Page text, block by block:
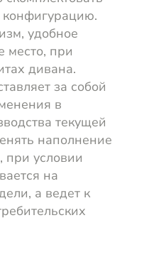
удобное
место, при
дивана.
за собой
в
текущей
наполнение
при условии
на
а ведет к